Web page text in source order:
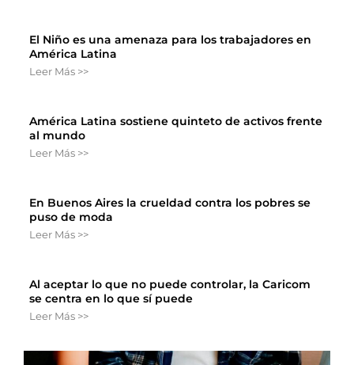
El Niño es una amenaza para los trabajadores en
América Latina
Leer Más >>
América Latina sostiene quinteto de activos frente
al mundo
Leer Más >>
En Buenos Aires la crueldad contra los pobres se
puso de moda
Leer Más >>
Al aceptar lo que no puede controlar, la Caricom
se centra en lo que sí puede
Leer Más >>